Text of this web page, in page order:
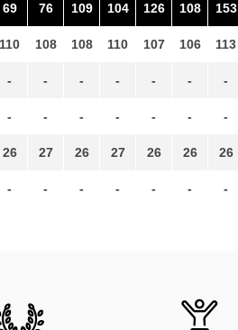
69
110
-
-
26
-
76
108
-
-
27
-
109
108
-
-
26
-
104
110
-
-
27
-
126
107
-
-
26
-
108
106
-
-
26
-
153
113
-
-
26
-